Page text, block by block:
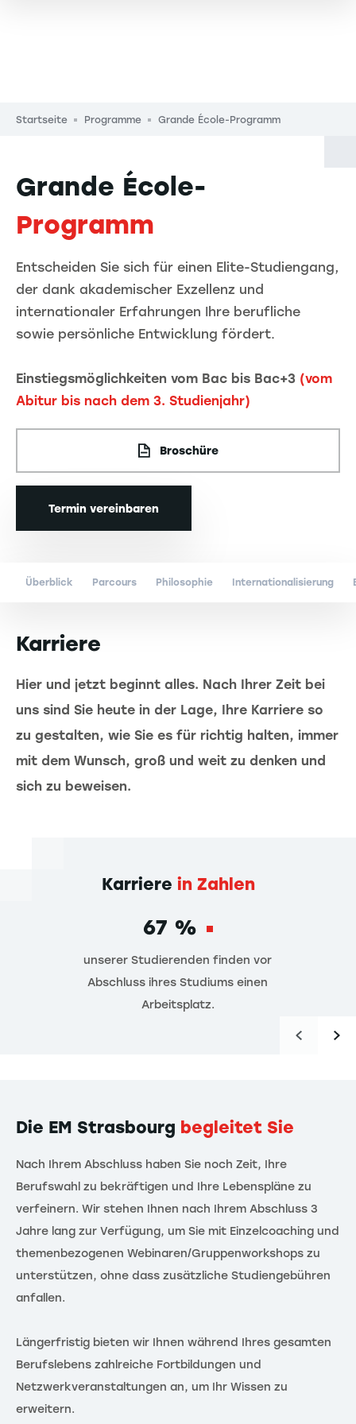
Pfadnavigation
Startseite Programme Grande École-Programm
Grande École-
Programm
Entscheiden Sie sich für einen Elite-Studiengang,
der dank akademischer Exzellenz und
internationaler Erfahrungen Ihre berufliche
sowie persönliche Entwicklung fördert.
Einstiegsmöglichkeiten vom Bac bis Bac+3 (vom
Abitur bis nach dem 3. Studienjahr)
Broschüre
Termin vereinbaren
Überblick Parcours Philosophie Internationalisierung
Karriere
Hier und jetzt beginnt alles. Nach Ihrer Zeit bei
uns sind Sie heute in der Lage, Ihre Karriere so
zu gestalten, wie Sie es für richtig halten, immer
mit dem Wunsch, groß und weit zu denken und
sich zu beweisen.
Karriere in Zahlen
67 %
unserer Studierenden finden vor
Abschluss ihres Studiums einen
Arbeitsplatz.
Die EM Strasbourg begleitet Sie
Nach Ihrem Abschluss haben Sie noch Zeit, Ihre
Berufswahl zu bekräftigen und Ihre Lebenspläne zu
verfeinern. Wir stehen Ihnen nach Ihrem Abschluss 3
Jahre lang zur Verfügung, um Sie mit Einzelcoaching und
themenbezogenen Webinaren/Gruppenworkshops zu
unterstützen, ohne dass zusätzliche Studiengebühren
anfallen.
Längerfristig bieten wir Ihnen während Ihres gesamten
Berufslebens zahlreiche Fortbildungen und
Netzwerkveranstaltungen an, um Ihr Wissen zu
erweitern.